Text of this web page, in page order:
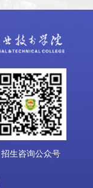
招生咨询公众号